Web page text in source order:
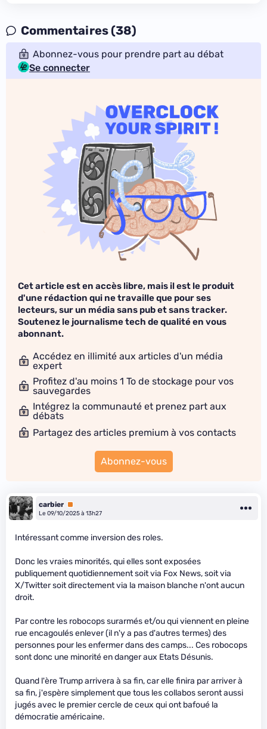
Commentaires (38)
Abonnez-vous pour prendre part au débat
Se connecter
Cet article est en accès libre, mais il est le produit
d'une rédaction qui ne travaille que pour ses
lecteurs, sur un média sans pub et sans tracker.
Soutenez le journalisme tech de qualité en vous
abonnant.
Accédez en illimité aux articles d'un média
expert
Profitez d'au moins 1 To de stockage pour vos
sauvegardes
Intégrez la communauté et prenez part aux
débats
Partagez des articles premium à vos contacts
Abonnez-vous
carbier Premium
Le 09/10/2025 à 13h27
Intéressant comme inversion des roles.
Donc les vraies minorités, qui elles sont exposées
publiquement quotidiennement soit via Fox News, soit via
X/Twitter soit directement via la maison blanche n'ont aucun
droit.
Par contre les robocops surarmés et/ou qui viennent en pleine
rue encagoulés enlever (il n'y a pas d'autres termes) des
personnes pour les enfermer dans des camps... Ces robocops
sont donc une minorité en danger aux Etats Désunis.
Quand l'ère Trump arrivera à sa fin, car elle finira par arriver à
sa fin, j'espère simplement que tous les collabos seront aussi
jugés avec le premier cercle de ceux qui ont bafoué la
démocratie américaine.